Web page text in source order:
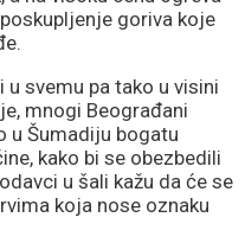
goriva koje
svemu pa tako u visini
mnogi Beograđani
u Šumadiju bogatu
kako bi se obezbedili
u šali kažu da će se
koja nose oznaku